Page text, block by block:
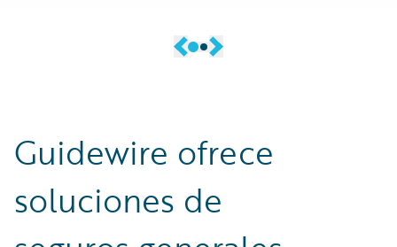
Guidewire ofrece
soluciones de